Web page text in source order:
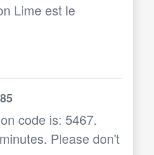
Lime est le
code is: 5467.
Please don't